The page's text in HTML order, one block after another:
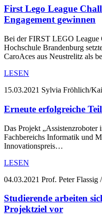
First Lego League
Engagement gewinnen
Bei der FIRST LEGO League
Hochschule Brandenburg
CaroAces aus Neustrelitz als
LESEN
15.03.2021 Sylvia Fröhlich/
Erneute erfolgreiche
Das Projekt „Assistenzroboter
Fachbereichs Informatik und
Innovationspreis…
LESEN
04.03.2021 Prof. Peter Flassig
Studierende arbeiten
Projektziel vor